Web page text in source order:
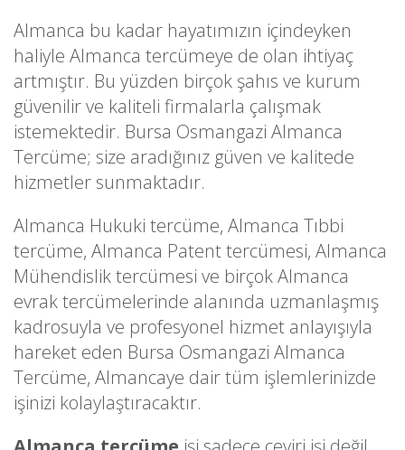
Almanca bu kadar hayatımızın içindeyken
haliyle Almanca tercümeye de olan ihtiyaç
artmıştır. Bu yüzden birçok şahıs ve kurum
güvenilir ve kaliteli firmalarla çalışmak
istemektedir. Bursa Osmangazi Almanca
Tercüme; size aradığınız güven ve kalitede
hizmetler sunmaktadır.
Almanca Hukuki tercüme, Almanca Tıbbi
tercüme, Almanca Patent tercümesi, Almanca
Mühendislik tercümesi ve birçok Almanca
evrak tercümelerinde alanında uzmanlaşmış
kadrosuyla ve profesyonel hizmet anlayışıyla
hareket eden Bursa Osmangazi Almanca
Tercüme, Almancaye dair tüm işlemlerinizde
işinizi kolaylaştıracaktır.